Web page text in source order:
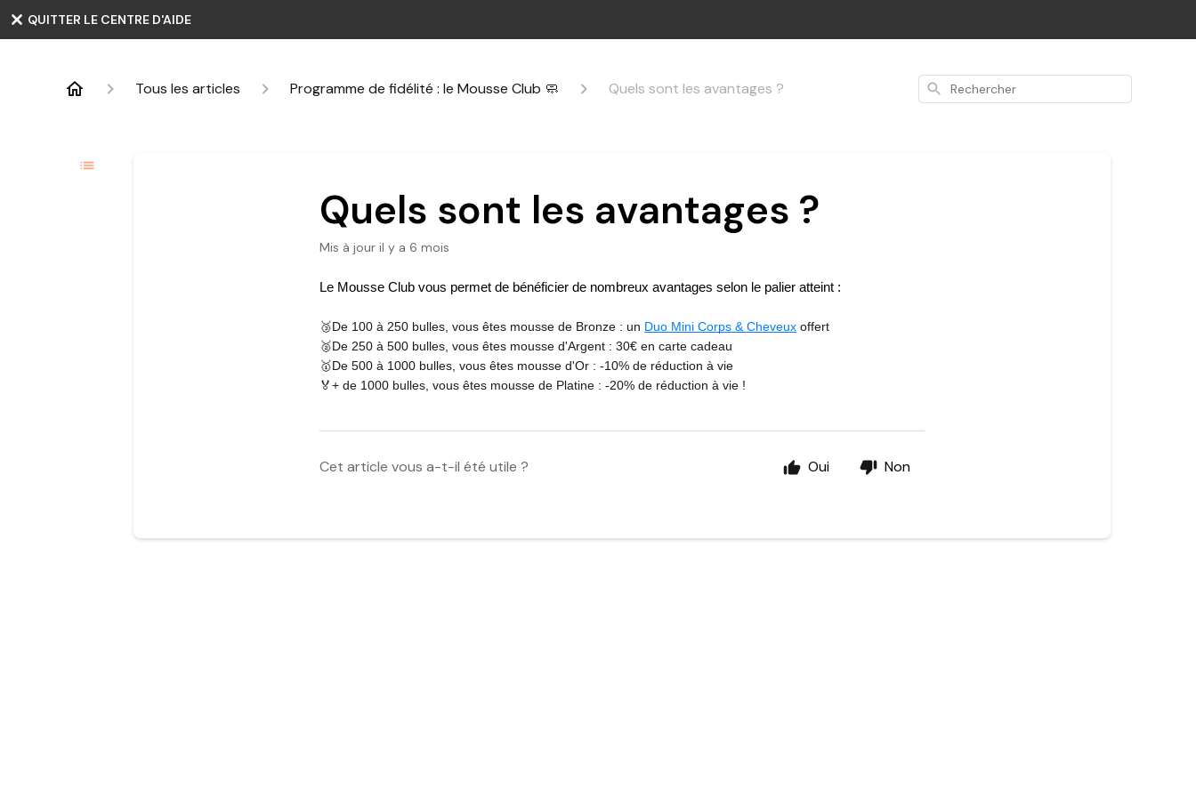
QUITTER LE CENTRE D'AIDE
Tous les articles Programme de fidélité : le Mousse Club 🧼 Quels sont les avantages ? Rechercher
Quels sont les avantages ?
Mis à jour il y a 6 mois
Le Mousse Club vous permet de bénéficier de nombreux avantages selon le palier atteint :
🥉De 100 à 250 bulles, vous êtes mousse de Bronze : un Duo Mini Corps & Cheveux offert
🥈De 250 à 500 bulles, vous êtes mousse d'Argent : 30€ en carte cadeau
🥇De 500 à 1000 bulles, vous êtes mousse d'Or : -10% de réduction à vie
🏅+ de 1000 bulles, vous êtes mousse de Platine : -20% de réduction à vie !
Cet article vous a-t-il été utile ? Oui Non